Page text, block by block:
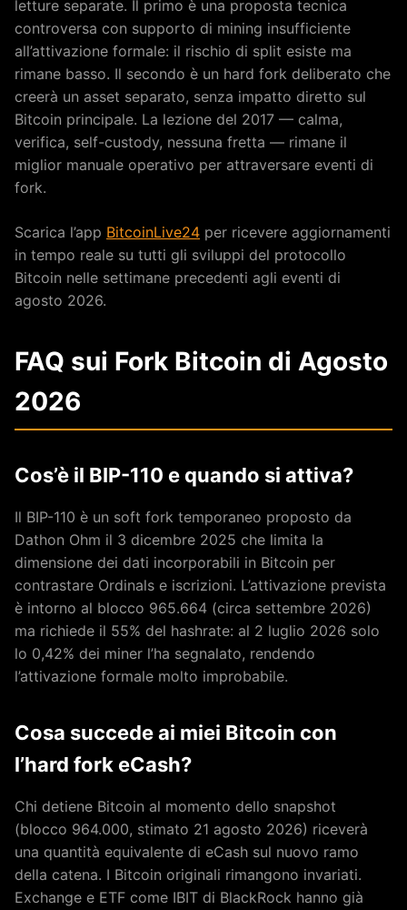
letture separate. Il primo è una proposta tecnica
controversa con supporto di mining insufficiente
all’attivazione formale: il rischio di split esiste ma
rimane basso. Il secondo è un hard fork deliberato che
creerà un asset separato, senza impatto diretto sul
Bitcoin principale. La lezione del 2017 — calma,
verifica, self-custody, nessuna fretta — rimane il
miglior manuale operativo per attraversare eventi di
fork.
Scarica l’app BitcoinLive24 per ricevere aggiornamenti
in tempo reale su tutti gli sviluppi del protocollo
Bitcoin nelle settimane precedenti agli eventi di
agosto 2026.
FAQ sui Fork Bitcoin di Agosto
2026
Cos’è il BIP-110 e quando si attiva?
Il BIP-110 è un soft fork temporaneo proposto da
Dathon Ohm il 3 dicembre 2025 che limita la
dimensione dei dati incorporabili in Bitcoin per
contrastare Ordinals e iscrizioni. L’attivazione prevista
è intorno al blocco 965.664 (circa settembre 2026)
ma richiede il 55% del hashrate: al 2 luglio 2026 solo
lo 0,42% dei miner l’ha segnalato, rendendo
l’attivazione formale molto improbabile.
Cosa succede ai miei Bitcoin con
l’hard fork eCash?
Chi detiene Bitcoin al momento dello snapshot
(blocco 964.000, stimato 21 agosto 2026) riceverà
una quantità equivalente di eCash sul nuovo ramo
della catena. I Bitcoin originali rimangono invariati.
Exchange e ETF come IBIT di BlackRock hanno già